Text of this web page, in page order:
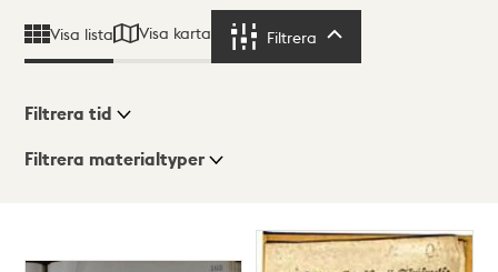
Visa lista Visa karta Filtrera
Visningsläge
Filtrera tid
Filtrera materialtyper